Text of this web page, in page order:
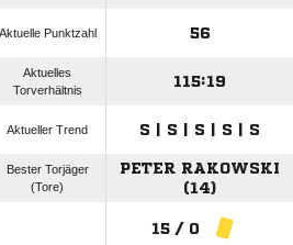
Aktuelle Punktzahl 56
Aktuelles
Torverhältnis
115:19
Aktueller Trend S | S | S | S | S
Bester Torjäger
(Tore)
PETER RAKOWSKI
(14)
15 / 0